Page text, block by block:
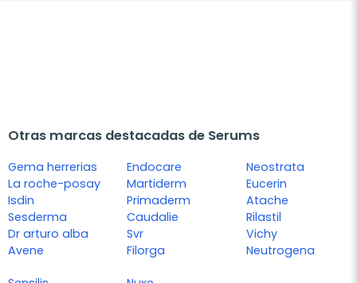
Otras marcas destacadas de Serums
Gema herrerias
La roche-posay
Isdin
Sesderma
Dr arturo alba
Avene
Endocare
Martiderm
Primaderm
Caudalie
Svr
Filorga
Neostrata
Eucerin
Atache
Rilastil
Vichy
Neutrogena